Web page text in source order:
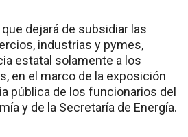
dejará de subsidiar las
industrias y pymes,
estatal solamente a los
en el marco de la exposición
pública de los funcionarios del
y de la Secretaría de Energía.